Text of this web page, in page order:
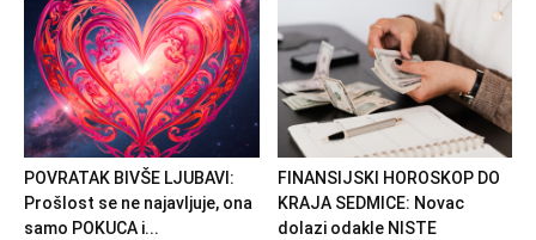
POVRATAK BIVŠE LJUBAVI:
Prošlost se ne najavljuje, ona
samo POKUCA i...
FINANSIJSKI HOROSKOP DO
KRAJA SEDMICE: Novac
dolazi odakle NISTE